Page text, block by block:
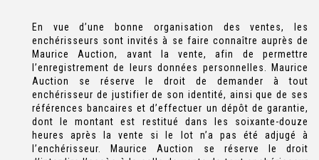
En vue d’une bonne organisation des ventes, les
enchérisseurs sont invités à se faire connaître auprès de
Maurice Auction, avant la vente, afin de permettre
l’enregistrement de leurs données personnelles. Maurice
Auction se réserve le droit de demander à tout
enchérisseur de justifier de son identité, ainsi que de ses
références bancaires et d’effectuer un dépôt de garantie,
dont le montant est restitué dans les soixante-douze
heures après la vente si le lot n’a pas été adjugé à
l’enchérisseur. Maurice Auction se réserve le droit